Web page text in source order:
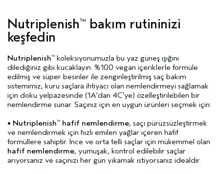
Nutriplenish™ bakım rutininizi
keşfedin
Nutriplenish™ koleksiyonumuzla bu yaz güneş ışığını
dilediğiniz gibi kucaklayın. %100 vegan içeriklerle formüle
edilmiş ve süper besinler ile zenginleştirilmiş saç bakım
sistemimiz, kuru saçlara ihtiyacı olan nemlendirmeyi sağlamak
için doku yelpazesinde (1A'dan 4C'ye) özelleştirilebilen bir
nemlendirme sunar. Saçınız için en uygun ürünleri seçmek için:
• Nutriplenish™ hafif nemlendirme, saçı pürüzsüzleştirmek
ve nemlendirmek için hızlı emilen yağlar içeren hafif
formüllere sahiptir. İnce ve orta telli saçlar için mükemmel olan
hafif nemlendirme, yumuşak, kontrol edilebilir saçlar
arıyorsanız ve saçınızı her gün yıkamak istiyorsanız idealdir.